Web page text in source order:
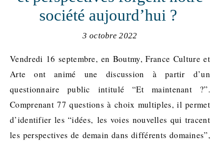
société aujourd’hui ?
3 octobre 2022
Vendredi 16 septembre, en Boutmy, France Culture et
Arte ont animé une discussion à partir d’un
questionnaire public intitulé “Et maintenant ?”.
Comprenant 77 questions à choix multiples, il permet
d’identifier les “idées, les voies nouvelles qui tracent
les perspectives de demain dans différents domaines”,